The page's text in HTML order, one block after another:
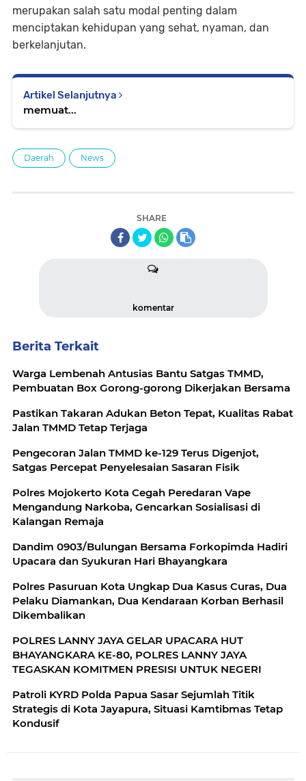
merupakan salah satu modal penting dalam
menciptakan kehidupan yang sehat, nyaman, dan
berkelanjutan.
Artikel Selanjutnya
memuat...
Daerah News
SHARE
komentar
Berita Terkait
Warga Lembenah Antusias Bantu Satgas TMMD,
Pembuatan Box Gorong-gorong Dikerjakan Bersama
Pastikan Takaran Adukan Beton Tepat, Kualitas Rabat
Jalan TMMD Tetap Terjaga
Pengecoran Jalan TMMD ke-129 Terus Digenjot,
Satgas Percepat Penyelesaian Sasaran Fisik
Polres Mojokerto Kota Cegah Peredaran Vape
Mengandung Narkoba, Gencarkan Sosialisasi di
Kalangan Remaja
‎Dandim 0903/Bulungan Bersama Forkopimda Hadiri
Polres Pasuruan Kota Ungkap Dua Kasus Curas, Dua
Pelaku Diamankan, Dua Kendaraan Korban Berhasil
Dikembalikan
POLRES LANNY JAYA GELAR UPACARA HUT
BHAYANGKARA KE-80, POLRES LANNY JAYA
TEGASKAN KOMITMEN PRESISI UNTUK NEGERI
Patroli KYRD Polda Papua Sasar Sejumlah Titik
Strategis di Kota Jayapura, Situasi Kamtibmas Tetap
Kondusif